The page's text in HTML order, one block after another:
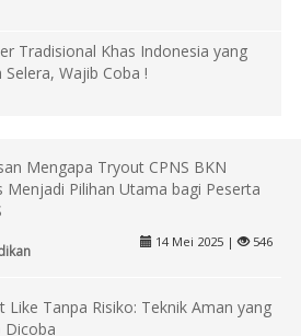
Tradisional Khas Indonesia yang
Wajib Coba !
Mengapa Tryout CPNS BKN
Menjadi Pilihan Utama bagi Peserta
14 Mei 2025 | 546
Like Tanpa Risiko: Teknik Aman yang
Dicoba